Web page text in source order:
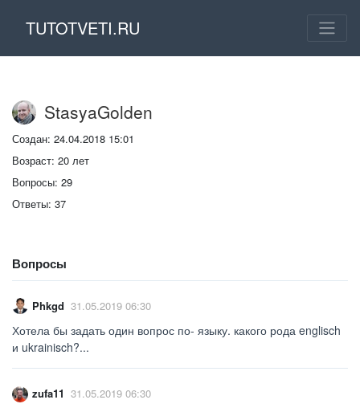
TUTOTVETI.RU
StasyaGolden
Создан: 24.04.2018 15:01
Возраст: 20 лет
Вопросы: 29
Ответы: 37
Вопросы
Phkgd 31.05.2019 06:30
Хотела бы задать один вопрос по- языку. какого рода englisch
и ukrainisch?...
zufa11 31.05.2019 06:30